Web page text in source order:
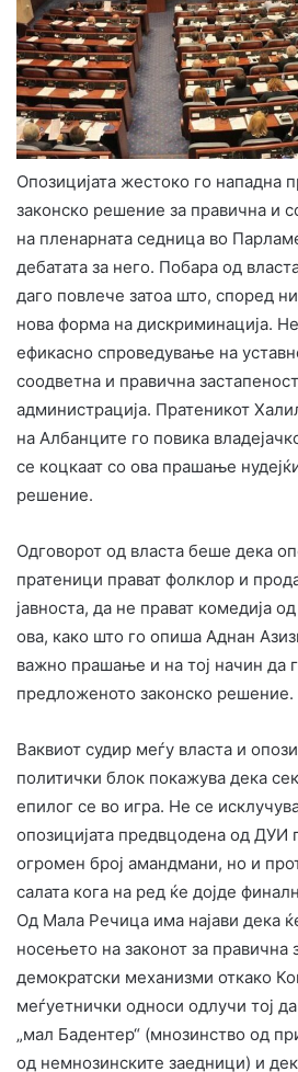
Опозицијата жестоко го нападна
законско решение за правична и
на пленарната седница во
дебатата за него. Побара од
даго повлече затоа што, според
нова форма на дискриминација.
ефикасно спроведување на
соодветна и правична
администрација. Пратеникот
на Албанците го повика
се коцкаат со ова прашање
решение.
Одговорот од власта беше дека
пратеници прават фолклор и
јавноста, да не прават комедија
ова, како што го опиша Аднан
важно прашање и на тој начин да
предложеното законско решение.
Ваквиот судир меѓу власта и
политички блок покажува дека
епилог се во игра. Не се
опозицијата предвцодена од ДУИ
огромен број амандмани, но и
салата кога на ред ќе дојде
Од Мала Речица има најави дека
носењето на законот за правична
демократски механизми откако
меѓуетнички односи одлучи тој
„мал Бадентер“ (мнозинство од
од немнозинските заедници) и